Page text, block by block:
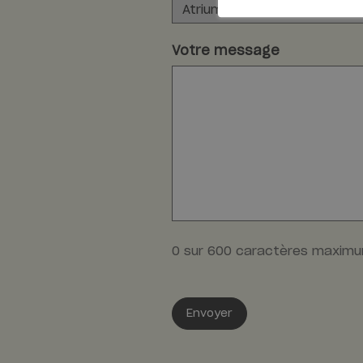
Votre message
0 sur 600 caractères
Envoyer